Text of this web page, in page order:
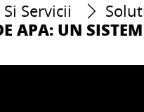
Servicii
APA: UN SISTEM